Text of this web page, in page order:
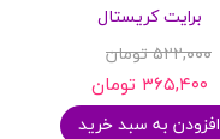
برایت کریستال
۵۲۲,۰۰۰ تومان
۳۶۵,۴۰۰ تومان
افزودن به سبد خرید